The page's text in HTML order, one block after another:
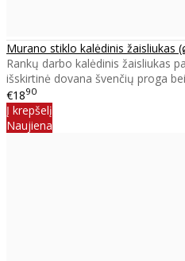
Murano stiklo kalėdinis žaisliukas
Rankų darbo kalėdinis žaisliukas
išskirtinė dovana švenčių proga
€1890
Į krepšelį
Naujiena